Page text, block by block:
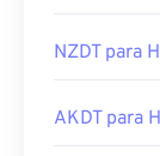
NZDT para
AKDT para